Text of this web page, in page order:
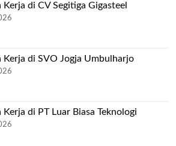
Kerja di CV Segitiga Gigasteel
Kerja di SVO Jogja Umbulharjo
Kerja di PT Luar Biasa Teknologi